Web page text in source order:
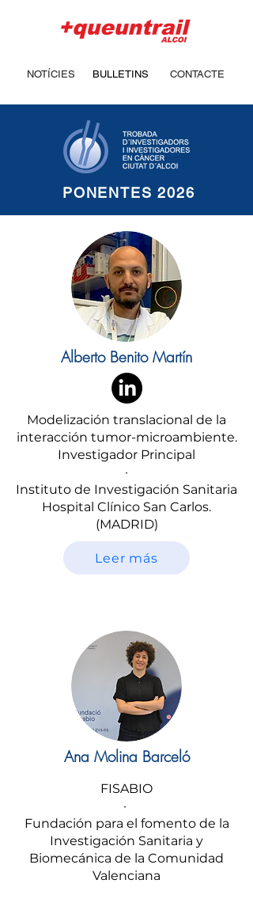
CONTACTE
BULLETINS
NOTÍCIES
PONENTES 2026
Alberto Benito Martín
Modelización translacional de la
interacción tumor-microambiente.
Investigador Principal
·
Instituto de Investigación Sanitaria
Hospital Clínico San Carlos.
(MADRID)
Leer más
Ana Molina Barceló
FISABIO
·
Fundación para el fomento de la
Investigación Sanitaria y
Biomecánica de la Comunidad
Valenciana